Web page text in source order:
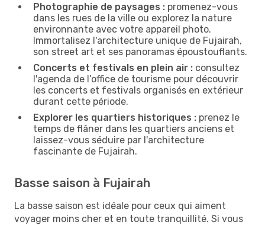
Photographie de paysages : promenez-vous
dans les rues de la ville ou explorez la nature
environnante avec votre appareil photo.
Immortalisez l'architecture unique de Fujairah,
son street art et ses panoramas époustouflants.
Concerts et festivals en plein air : consultez
l'agenda de l’office de tourisme pour découvrir
les concerts et festivals organisés en extérieur
durant cette période.
Explorer les quartiers historiques : prenez le
temps de flâner dans les quartiers anciens et
laissez-vous séduire par l'architecture
fascinante de Fujairah.
Basse saison à Fujairah
La basse saison est idéale pour ceux qui aiment
voyager moins cher et en toute tranquillité. Si vous